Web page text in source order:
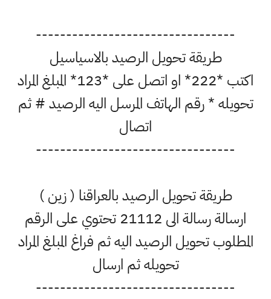
---------------------------------
طريقة تحويل الرصيد بالاسياسيل
اكتب *222* او اتصل على *123* المبلغ المراد
تحويله * رقم الهاتف المرسل اليه الرصيد # ثم
اتصال
---------------------------------
طريقة تحويل الرصيد بالعراقنا ( زين )
ارسالة رسالة الى 21112 تحتوي على الرقم
المطلوب تحويل الرصيد اليه ثم فراغ المبلغ المراد
تحويله ثم ارسال
---------------------------------